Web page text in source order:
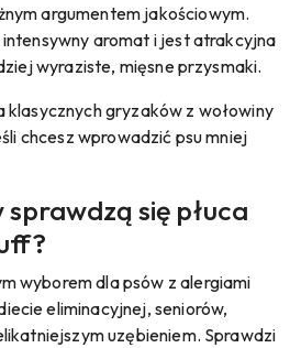
argumentem jakościowym.
aromat i jest atrakcyjna
wyraziste, mięsne przysmaki.
gryzaków z wołowiny
chcesz wprowadzić psu mniej
się płuca
wyborem dla psów z alergiami
eliminacyjnej, seniorów,
uzębieniem. Sprawdzi